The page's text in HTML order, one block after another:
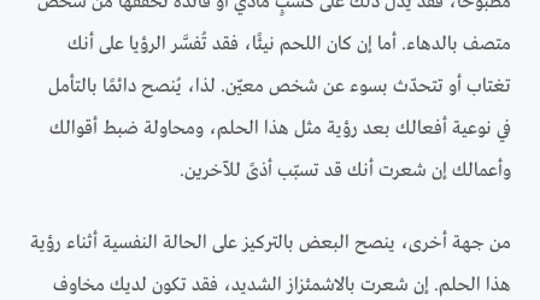
متصف بالدهاء. أما إن كان اللحم نيئًا، فقد تُفسَّر الرؤيا على أنك
تغتاب أو تتحدّث بسوء عن شخص معيّن. لذا، يُنصح دائمًا بالتأمل
في نوعية أفعالك بعد رؤية مثل هذا الحلم، ومحاولة ضبط أقوالك
وأعمالك إن شعرت أنك قد تسبّب أذىً للآخرين.
من جهة أخرى، ينصح البعض بالتركيز على الحالة النفسية أثناء رؤية
هذا الحلم. إن شعرت بالاشمئزاز الشديد، فقد تكون لديك مخاوف